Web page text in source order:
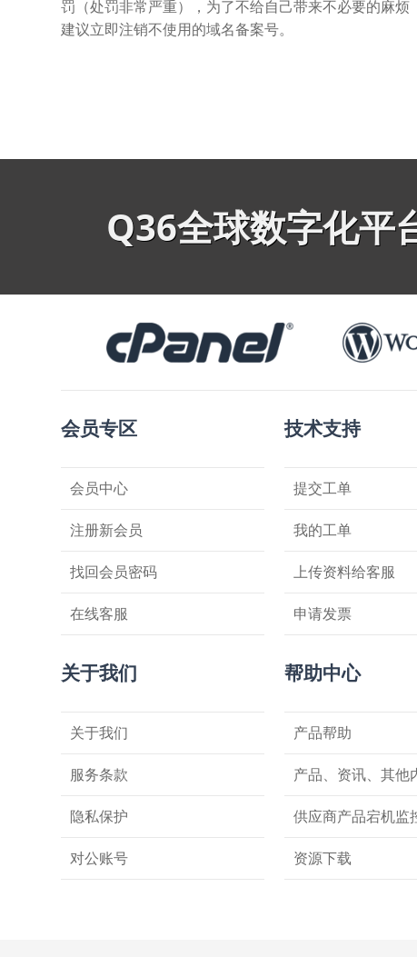
罚（处罚非常严重），为了不给自己带来不必要的麻烦
建议立即注销不使用的域名备案号。
Q36全球数字化平
会员专区
会员中心
注册新会员
找回会员密码
在线客服
关于我们
关于我们
服务条款
隐私保护
对公账号
技术支持
提交工单
我的工单
上传资料给客服
申请发票
帮助中心
产品帮助
产品、资讯、其他
供应商产品宕机监
资源下载